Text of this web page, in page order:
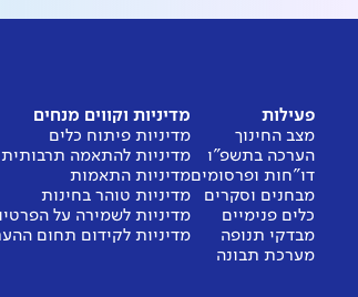
פעילות
מצב החינוך
הערכה בתשפ"ו
דו"חות ופרסומים
מבחנים וסקרים
כלים פנימיים
מבדקי תנופה
מערכת תבונה
מדיניות וקווים מנחים
מדיניות פיתוח כלים
מדיניות להתאמה תרבותית
מדיניות התאמות
מדיניות טוהר בחינות
מדיניות לשמירה על
מדיניות לקידום תחום